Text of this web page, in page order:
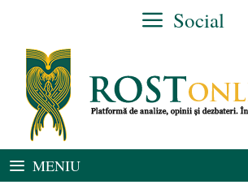
conținut
Social
MENIU